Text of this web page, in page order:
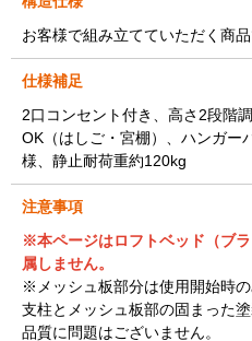
お客様で組み立てていただく商
仕様補足
2口コンセント付き、高さ2段階
OK（はしご・宮棚）、ハンガー
様、静止耐荷重約120kg
注意事項
※本ページはロフトベッド（ブ
属しません。
※メッシュ板部分は使用開始時の
支柱とメッシュ板部の固まった
品質に問題はございません。